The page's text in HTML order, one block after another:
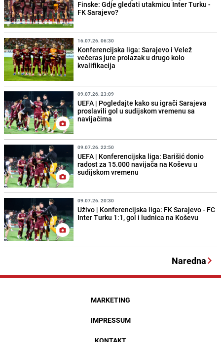
Finske: Gdje gledati utakmicu Inter Turku -
FK Sarajevo?
16.07.26. 06:30
Konferencijska liga: Sarajevo i Velež
večeras jure prolazak u drugo kolo
kvalifikacija
09.07.26. 23:09
UEFA | Pogledajte kako su igrači Sarajeva
proslavili gol u sudijskom vremenu sa
navijačima
09.07.26. 22:50
UEFA | Konferencijska liga: Barišić donio
radost za 15.000 navijača na Koševu u
sudijskom vremenu
09.07.26. 20:30
Uživo | Konferencijska liga: FK Sarajevo - FC
Inter Turku 1:1, gol i ludnica na Koševu
Naredna
MARKETING
IMPRESSUM